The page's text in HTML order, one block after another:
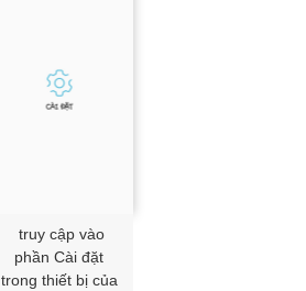
truy cập vào
phần Cài đặt
trong thiết bị của